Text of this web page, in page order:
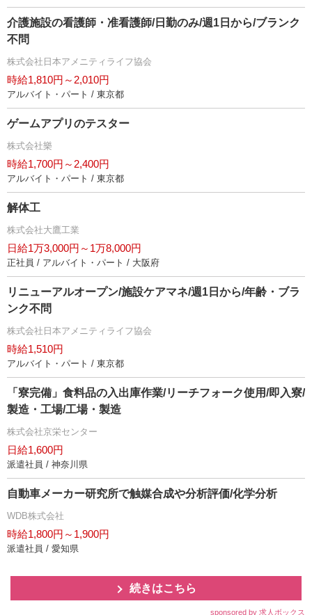
介護施設の看護師・准看護師/日勤のみ/週1日から/ブランク
不問
株式会社日本アメニティライフ協会
時給1,810円～2,010円
アルバイト・パート / 東京都
ゲームアプリのテスター
株式会社樂
時給1,700円～2,400円
アルバイト・パート / 東京都
解体工
株式会社大鷹工業
日給1万3,000円～1万8,000円
正社員 / アルバイト・パート / 大阪府
リニューアルオープン/施設ケアマネ/週1日から/年齢・ブラ
ンク不問
株式会社日本アメニティライフ協会
時給1,510円
アルバイト・パート / 東京都
「寮完備」食料品の入出庫作業/リーチフォーク使用/即入寮/
製造・工場/工場・製造
株式会社京栄センター
日給1,600円
派遣社員 / 神奈川県
自動車メーカー研究所で触媒合成や分析評価/化学分析
WDB株式会社
時給1,800円～1,900円
派遣社員 / 愛知県
続きはこちら
sponsored by 求人ボックス